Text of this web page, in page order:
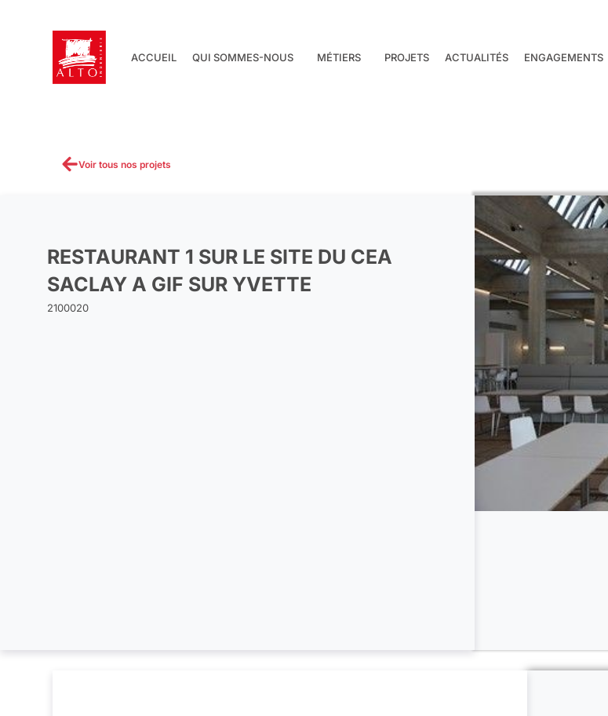
ACCUEIL QUI SOMMES-NOUS MÉTIERS PROJETS ACTUALITÉS ENGAGEMENTS
Voir tous nos projets
RESTAURANT 1 SUR LE SITE DU CEA
SACLAY A GIF SUR YVETTE
2100020